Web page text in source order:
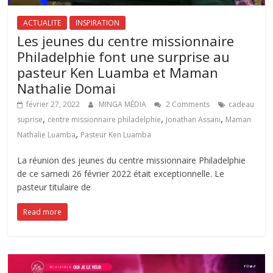
ACTUALITE INSPIRATION
Les jeunes du centre missionnaire
Philadelphie font une surprise au
pasteur Ken Luamba et Maman
Nathalie Domai
février 27, 2022 MINGA MÉDIA 2 Comments
cadeau
suprise, centre missionnaire philadelphie, Jonathan Assani, Maman
Nathalie Luamba, Pasteur Ken Luamba
La réunion des jeunes du centre missionnaire Philadelphie
de ce samedi 26 février 2022 était exceptionnelle. Le
pasteur titulaire de
Read more